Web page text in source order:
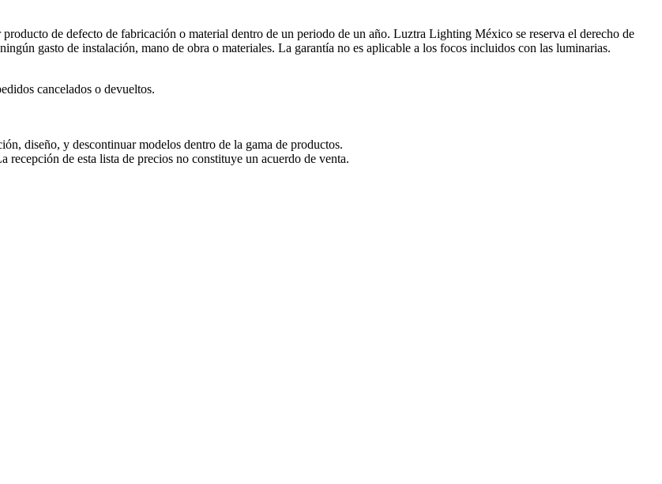
de defecto de fabricación o material dentro de un periodo de un año. Luztra Lighting México se reserva el derecho de
gasto de instalación, mano de obra o materiales. La garantía no es aplicable a los focos incluidos con las luminarias.
cancelados o devueltos.
diseño, y descontinuar modelos dentro de la gama de productos.
de esta lista de precios no constituye un acuerdo de venta.